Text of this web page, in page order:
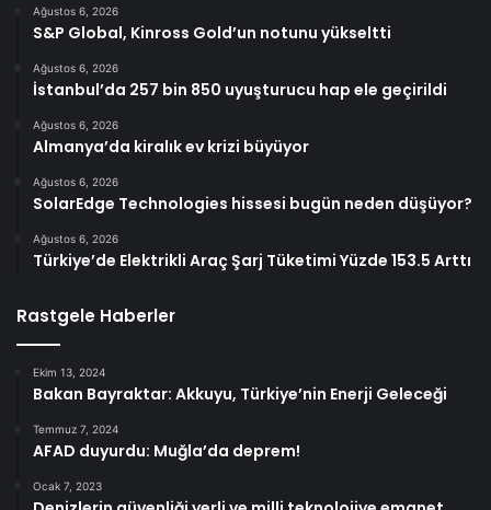
Ağustos 6, 2026
S&P Global, Kinross Gold’un notunu yükseltti
Ağustos 6, 2026
İstanbul’da 257 bin 850 uyuşturucu hap ele geçirildi
Ağustos 6, 2026
Almanya’da kiralık ev krizi büyüyor
Ağustos 6, 2026
SolarEdge Technologies hissesi bugün neden düşüyor?
Ağustos 6, 2026
Türkiye’de Elektrikli Araç Şarj Tüketimi Yüzde 153.5 Arttı
Rastgele Haberler
Ekim 13, 2024
Bakan Bayraktar: Akkuyu, Türkiye’nin Enerji Geleceği
Temmuz 7, 2024
AFAD duyurdu: Muğla’da deprem!
Ocak 7, 2023